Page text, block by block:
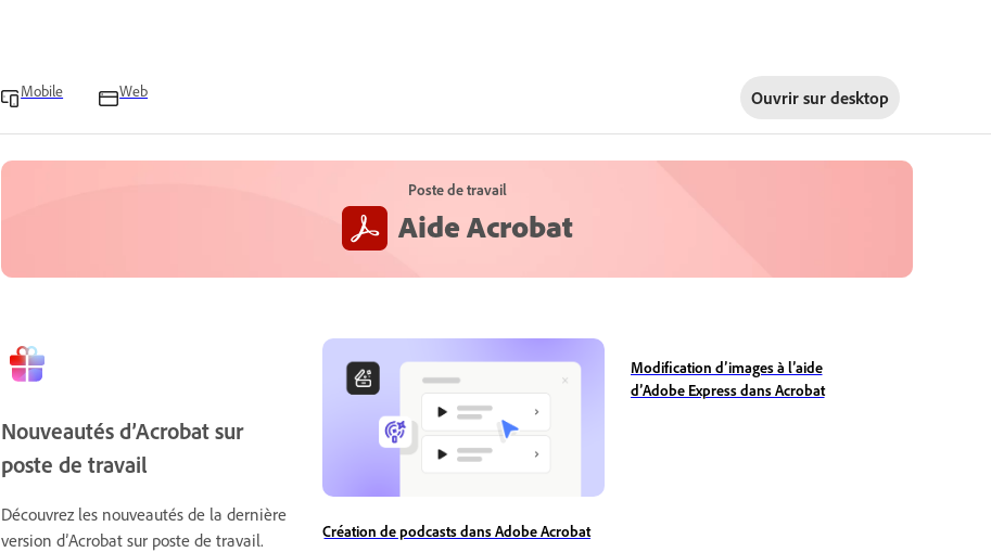
Mobile Web Ouvrir sur desktop
Poste de travail
Aide Acrobat
Nouveautés d’Acrobat sur
poste de travail
Découvrez les nouveautés de la dernière
version d’Acrobat sur poste de travail.
Création de podcasts dans Adobe Acrobat
Modification d’images à l’aide
d’Adobe Express dans Acrobat